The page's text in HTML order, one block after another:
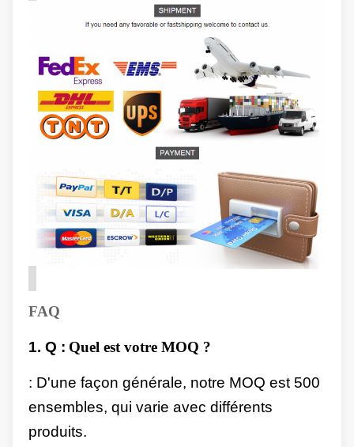
FAQ
1. Q : Quel est votre MOQ ?
: D'une façon générale, notre MOQ est 500
ensembles, qui varie avec différents
produits.